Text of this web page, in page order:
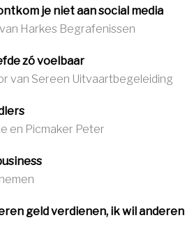
je niet aan social media
Harkes Begrafenissen
zó voelbaar
van Sereen Uitvaartbegeleiding
en Picmaker Peter
geld verdienen, ik wil anderen